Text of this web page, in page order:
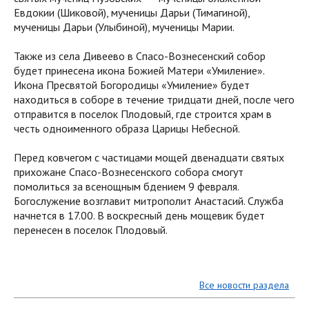
Евдокии (Шиковой), мученицы Дарьи (Тимагиной),
мученицы Дарьи (Улыбиной), мученицы Марии.
Также из села Дивеево в Спасо-Вознесенский собор
будет принесена икона Божией Матери «Умиление».
Икона Пресвятой Богородицы «Умиление» будет
находиться в соборе в течение тридцати дней, после чего
отправится в поселок Плодовый, где строится храм в
честь одноименного образа Царицы Небесной.
Перед ковчегом с частицами мощей двенадцати святых
прихожане Спасо-Вознесенского собора смогут
помолиться за всенощным бдением 9 февраля.
Богослужение возглавит митрополит Анастасий. Служба
начнется в 17.00. В воскресный день мощевик будет
перенесен в поселок Плодовый.
Все новости раздела